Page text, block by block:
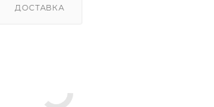
ДОСТАВКА